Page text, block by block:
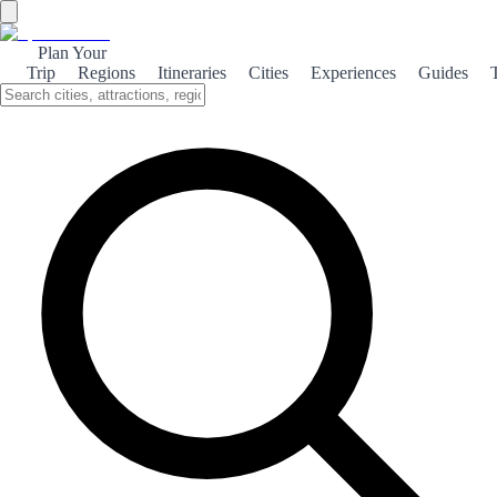
Plan Your
Trip
Regions Itineraries Cities Experiences Guides
Discover the stunning coastal beauty of Cedeira, where pristine
beaches meet rich cultural heritage and breathtaking natural
landscapes.
About the theme
Nestled in the heart of Galicia, Cedeira is a hidden gem that boasts
spectacular coastal scenery. With its rugged cliffs and golden sandy
beaches, it's the perfect destination for nature lovers and beachgoers
alike. The area is not only known for its natural beauty but also for
its vibrant culture. Visitors can explore charming local markets,
indulge in delicious seafood, and immerse themselves in traditional